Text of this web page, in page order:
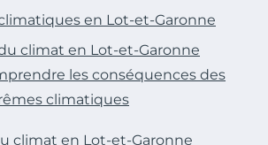
en Lot-et-Garonne
climat en Lot-et-Garonne
les conséquences des
climatiques
climat en Lot-et-Garonne